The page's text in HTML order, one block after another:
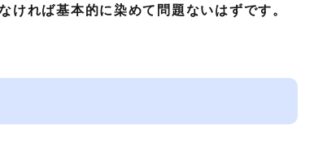
ければ基本的に染めて問題ないはずです。